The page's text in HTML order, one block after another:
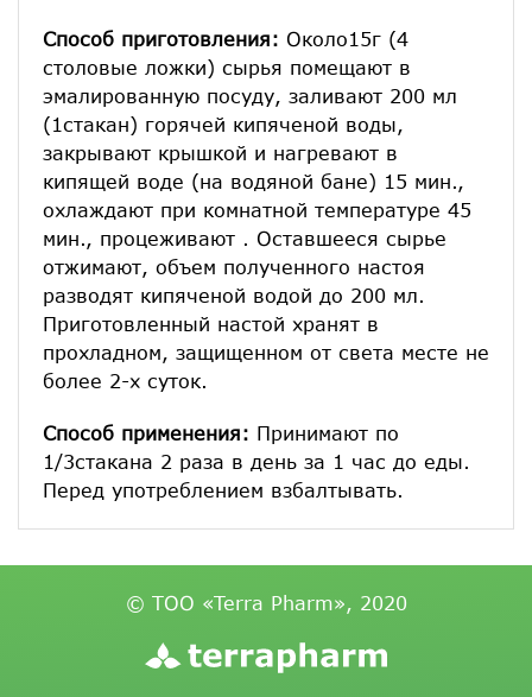
Способ приготовления: Около15г (4
столовые ложки) сырья помещают в
эмалированную посуду, заливают 200 мл
(1стакан) горячей кипяченой воды,
закрывают крышкой и нагревают в
кипящей воде (на водяной бане) 15 мин.,
охлаждают при комнатной температуре 45
мин., процеживают . Оставшееся сырье
отжимают, объем полученного настоя
разводят кипяченой водой до 200 мл.
Приготовленный настой хранят в
прохладном, защищенном от света месте не
более 2-х суток.
Способ применения: Принимают по
1/3стакана 2 раза в день за 1 час до еды.
Перед употреблением взбалтывать.
© ТОО «Terra Pharm», 2020